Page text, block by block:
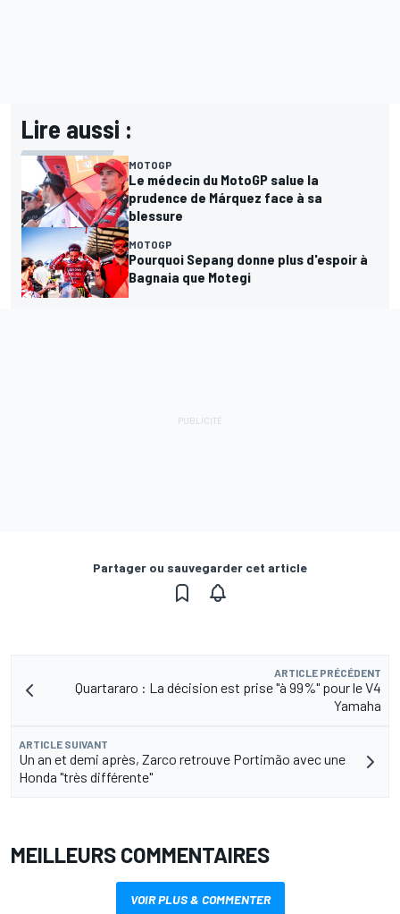
Lire aussi :
MOTOGP
Le médecin du MotoGP salue la
prudence de Márquez face à sa
blessure
MOTOGP
Pourquoi Sepang donne plus d'espoir à
Bagnaia que Motegi
Partager ou sauvegarder cet article
ARTICLE PRÉCÉDENT
Quartararo : La décision est prise "à 99%" pour le V4
Yamaha
ARTICLE SUIVANT
Un an et demi après, Zarco retrouve Portimão avec une
Honda "très différente"
MEILLEURS COMMENTAIRES
VOIR PLUS & COMMENTER